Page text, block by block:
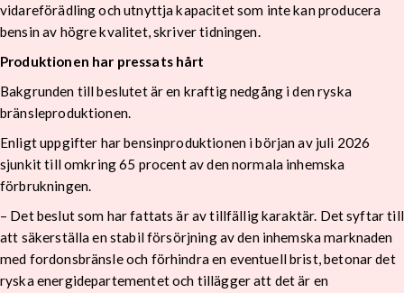
vidareförädling och utnyttja kapacitet som inte kan producera
bensin av högre kvalitet, skriver tidningen.
Produktionen har pressats hårt
Bakgrunden till beslutet är en kraftig nedgång i den ryska
bränsleproduktionen.
Enligt uppgifter har bensinproduktionen i början av juli 2026
sjunkit till omkring 65 procent av den normala inhemska
förbrukningen.
– Det beslut som har fattats är av tillfällig karaktär. Det syftar till
att säkerställa en stabil försörjning av den inhemska marknaden
med fordonsbränsle och förhindra en eventuell brist, betonar det
ryska energidepartementet och tillägger att det är en